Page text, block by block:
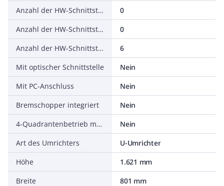
Anzahl der HW-Schnittstellen USB
0
Anzahl der HW-Schnittstellen parallel
0
Anzahl der HW-Schnittstellen sonstige
6
Mit optischer Schnittstelle
Nein
Mit PC-Anschluss
Nein
Bremschopper integriert
Nein
4-Quadrantenbetrieb möglich
Nein
Art des Umrichters
U-Umrichter
Höhe
1.621 mm
Breite
801 mm